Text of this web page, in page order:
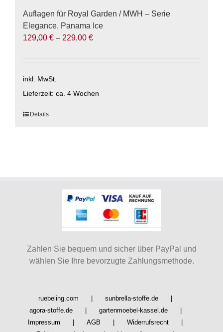
Auflagen für Royal Garden / MWH – Serie
Elegance, Panama Ice
129,00 € – 229,00 €
inkl. MwSt.
Lieferzeit: ca. 4 Wochen
Dieses
Produktseite
gewählt
Details
Zahlen Sie bequem und sicher über PayPal und
wählen Sie Ihre bevorzugte Zahlungsmethode.
ruebeling.com
sunbrella-stoffe.de
agora-stoffe.de
gartenmoebel-kassel.de
Impressum
AGB
Widerrufsrecht